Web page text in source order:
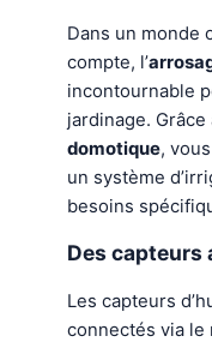
Dans un monde
compte, l’
incontournable
jardinage.
domotique,
un système
besoins
Des capteurs
Les capteurs
connectés via le